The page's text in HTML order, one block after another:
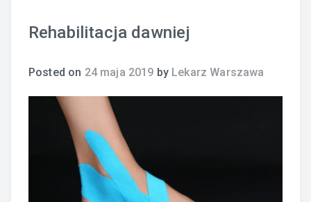
Rehabilitacja dawniej
Posted on 24 maja 2019 by Lekarz Warszawa